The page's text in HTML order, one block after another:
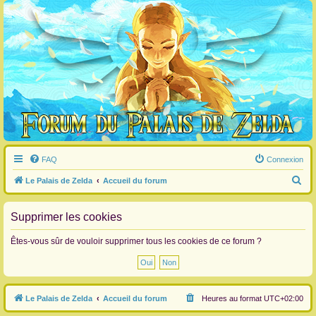
FAQ Connexion
Le Palais de Zelda Accueil du forum
e
h
h
Supprimer les cookies
Êtes-vous sûr de vouloir supprimer tous les cookies de ce forum ?
Le Palais de Zelda Accueil du forum Heures au format UTC+02:00